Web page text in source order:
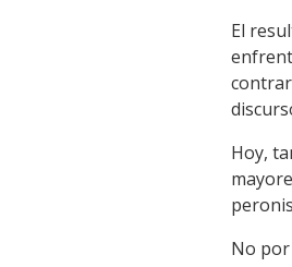
El
Hoy,
No